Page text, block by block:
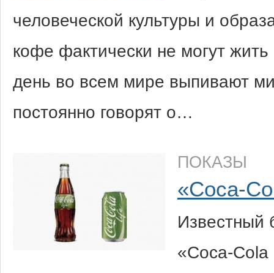
человеческой культуры и
кофе фактически не могут
день во всем мире выпивают
постоянно говорят о…
ПОКАЗЫ
«Coca-
Известный
«Coca-Cola